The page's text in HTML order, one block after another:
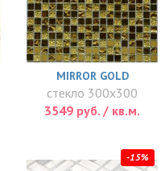
MIRROR GOLD
стекло 300x300
3549 руб. / кв.м.
-15%